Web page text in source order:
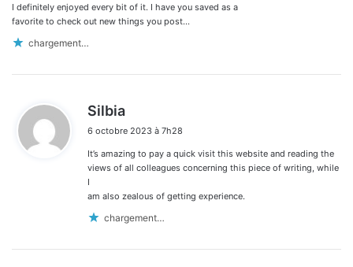
I definitely enjoyed every bit of it. I have you saved as a
favorite to check out new things you post…
chargement…
Silbia
t
:
6 octobre 2023 à 7h28
It’s amazing to pay a quick visit this website and reading the
views of all colleagues concerning this piece of writing, while
I
am also zealous of getting experience.
chargement…